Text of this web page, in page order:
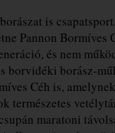
is
Pannon Bormíves
és nem
borvidéki borász-
Céh is,
természetes
maratoni